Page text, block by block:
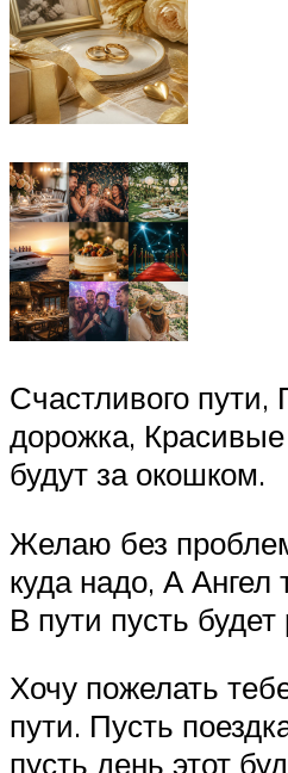
Счастливого пути,
дорожка,
будут за окошком.
Желаю без
куда надо, А Ангел
В пути пусть
Хочу пожелать
пути. Пусть
пусть день этот